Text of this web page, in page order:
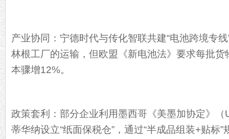
产业协同：宁德时代与传化智联共建“电池跨境专
林根工厂的运输，但欧盟《新电池法》要求每批
本骤增12%。
政策套利：部分企业利用墨西哥《美墨加协定》
蒂华纳设立“纸面保税仓”，通过“半成品组装+贴标